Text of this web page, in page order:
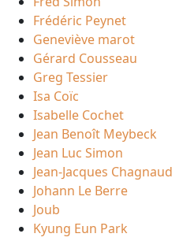
Frédéric Peynet
Geneviève marot
Gérard Cousseau
Greg Tessier
Isa Coïc
Isabelle Cochet
Jean Benoît Meybeck
Jean Luc Simon
Jean-Jacques Chagnaud
Johann Le Berre
Joub
Kyung Eun Park